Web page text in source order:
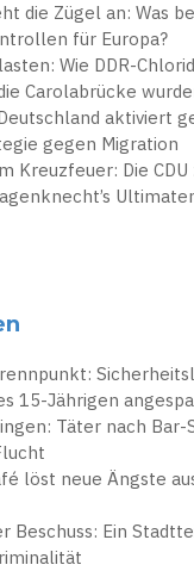
die Zügel an: Was
für Europa?
Wie DDR-
Carolabrücke
aktiviert
gegen Migration
Kreuzfeuer: Die
15-Jährigen
Täter nach Bar-
löst neue Ängste
Beschuss: Ein